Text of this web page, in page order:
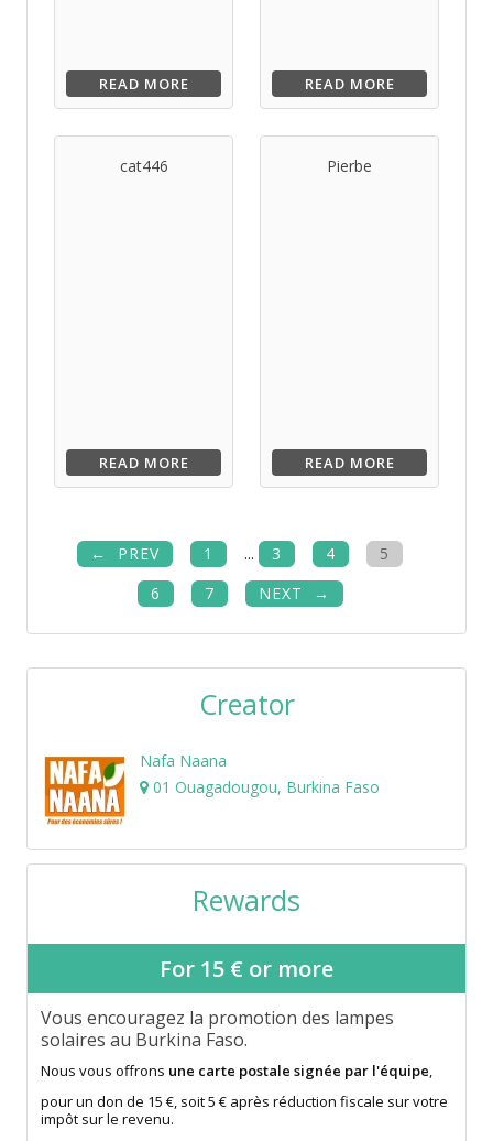
READ MORE READ MORE
cat446
READ MORE
Pierbe
READ MORE
PREV 1 ... 3 4
5
6
7 NEXT
Creator
Nafa Naana
01 Ouagadougou, Burkina Faso
Rewards
For 15 € or more
Vous encouragez la promotion des lampes
solaires au Burkina Faso.
Nous vous offrons une carte postale signée par l'équipe,
pour un don de 15 €, soit 5 € après réduction fiscale sur votre
impôt sur le revenu.